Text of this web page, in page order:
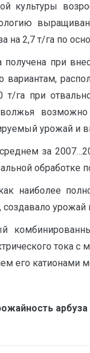
культуры
на 2,7 т/га по
получена при
вариантам,
т/га при
урожай и
за
обработке
наиболее
создавало
тока с
его катионами